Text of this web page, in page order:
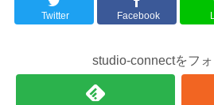
Twitter Facebook
studio-connectをフ